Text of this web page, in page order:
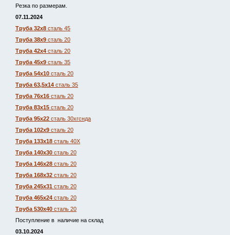
Резка по размерам.
07.11.2024
Труба 32х8 сталь 45
Труба 38х9 сталь 20
Труба 42х4 сталь 20
Труба 45х9 сталь 35
Труба 54х10 сталь 20
Труба 63,5х14 сталь 35
Труба 76х16 сталь 20
Труба 83х15 сталь 20
Труба 95х22 сталь 30хгснда
Труба 102х9 сталь 20
Труба 133х18 сталь 40Х
Труба 140х30 сталь 20
Труба 146х28 сталь 20
Труба 168х32 сталь 20
Труба 245х31 сталь 20
Труба 465х24 сталь 20
Труба 530х40 сталь 20
Поступление в наличие на склад
03.10.2024